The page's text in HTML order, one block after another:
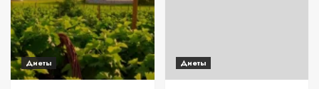
Диеты Диеты